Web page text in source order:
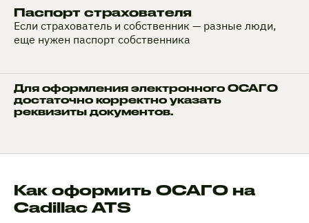
Паспорт страхователя
Если страхователь и собственник — разные люди,
еще нужен паспорт собственника
Для оформления электронного ОСАГО
достаточно корректно указать
реквизиты документов.
Как оформить ОСАГО на
Cadillac ATS